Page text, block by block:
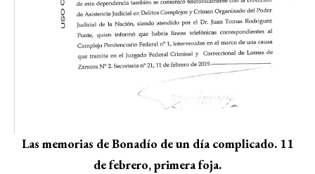
Las memorias de Bonadío de un día complicado. 11
de febrero, primera foja.